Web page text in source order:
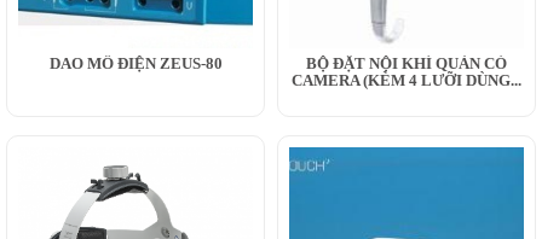
DAO MỔ ĐIỆN ZEUS-80
BỘ ĐẶT NỘI KHÍ QUẢN CÓ
CAMERA (KÈM 4 LƯỠI DÙNG...